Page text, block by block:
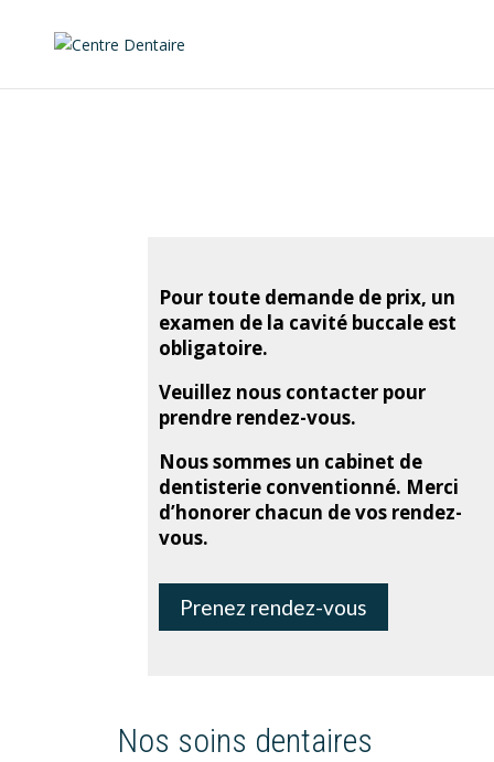
Centre dentaire des Tamaris
Pour toute demande de prix, un
examen de la cavité buccale est
obligatoire.
Veuillez nous contacter pour
prendre rendez-vous.
Nous sommes un cabinet de
dentisterie conventionné. Merci
d’honorer chacun de vos rendez-
vous.
Prenez rendez-vous
Nos soins dentaires